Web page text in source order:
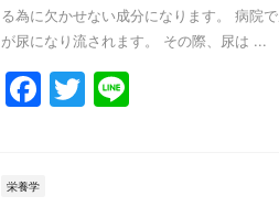
o
k
る為に欠かせない成分になります。 病院
が尿になり流されます。 その際、尿は ...
F
T
栄養学